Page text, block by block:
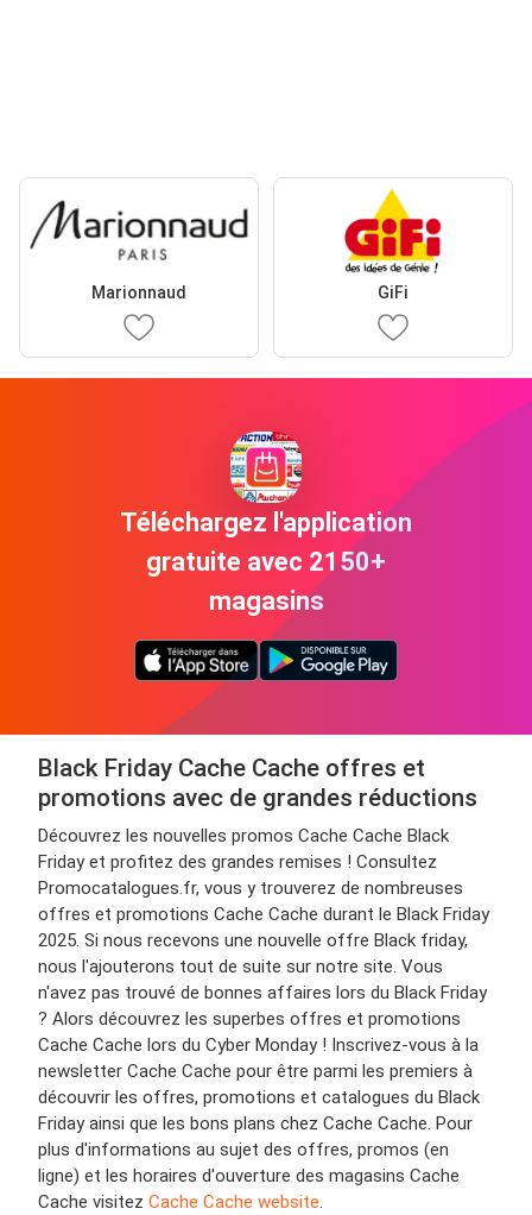
Marionnaud GiFi
Téléchargez l'application
gratuite avec 2150+
magasins
Black Friday Cache Cache offres et
promotions avec de grandes réductions
Découvrez les nouvelles promos Cache Cache Black
Friday et profitez des grandes remises ! Consultez
Promocatalogues.fr, vous y trouverez de nombreuses
offres et promotions Cache Cache durant le Black Friday
2025. Si nous recevons une nouvelle offre Black friday,
nous l'ajouterons tout de suite sur notre site. Vous
n'avez pas trouvé de bonnes affaires lors du Black Friday
? Alors découvrez les superbes offres et promotions
Cache Cache lors du Cyber Monday ! Inscrivez-vous à la
newsletter Cache Cache pour être parmi les premiers à
découvrir les offres, promotions et catalogues du Black
Friday ainsi que les bons plans chez Cache Cache. Pour
plus d'informations au sujet des offres, promos (en
ligne) et les horaires d'ouverture des magasins Cache
Cache visitez Cache Cache website.